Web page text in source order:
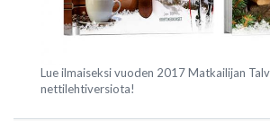
Lue ilmaiseksi vuoden 2017 Matkailijan
nettilehtiversiota!